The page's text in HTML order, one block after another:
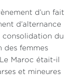
d’un fait
d’alternance
consolidation du
des femmes
Maroc était-il
et mineures